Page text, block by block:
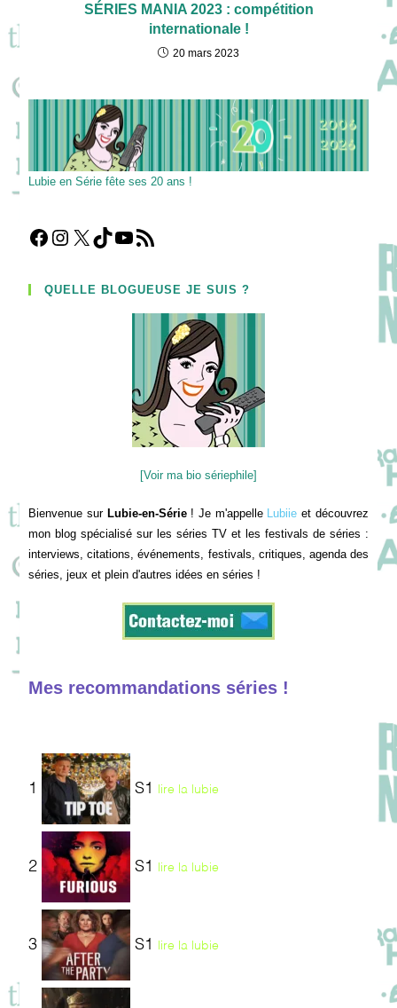
SÉRIES MANIA 2023 : compétition
internationale !
20 mars 2023
Lubie en Série fête ses 20 ans !
Facebook
Instagram
X TikTokYouTube
Flux RSS
QUELLE BLOGUEUSE JE SUIS ?
[Voir ma bio sériephile]
Bienvenue sur Lubie-en-Série! Je m'appelle Lubiie et découvrez
mon blog spécialisé sur les séries TV et les festivals de séries :
interviews, citations, événements, festivals, critiques, agenda des
séries, jeux et plein d'autres idées en séries !
Mes recommandations séries !
1 S1 lire la lubie
2 S1 lire la lubie
3 S1 lire la lubie